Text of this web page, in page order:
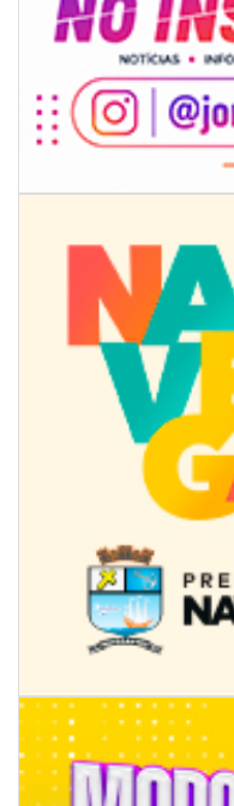
08/08/2026 | 07:00
8º Capoezade promove
culturais em Itajaí
GERAL
08/08/2026 | 07:00
Univali e Câmara de
discutir políticas públicas e